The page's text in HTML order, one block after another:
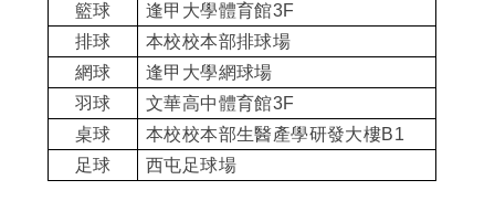
籃球
逢甲大學體育館3F
排球
本校校本部排球場
網球
逢甲大學網球場
羽球
文華高中體育館3F
桌球
本校校本部生醫產學研發大樓B1
足球
西屯足球場